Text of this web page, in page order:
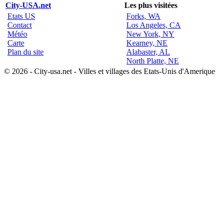
City-USA.net
Les plus visitées
Etats US
Contact
Météo
Carte
Plan du site
Forks, WA
Los Angeles, CA
New York, NY
Kearney, NE
Alabaster, AL
North Platte, NE
© 2026 - City-usa.net - Villes et villages des Etats-Unis d'Amerique